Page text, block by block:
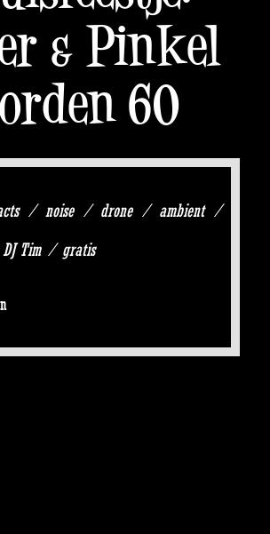
& Pinkel
60
/ noise / drone / ambient /
DJ Tim / gratis